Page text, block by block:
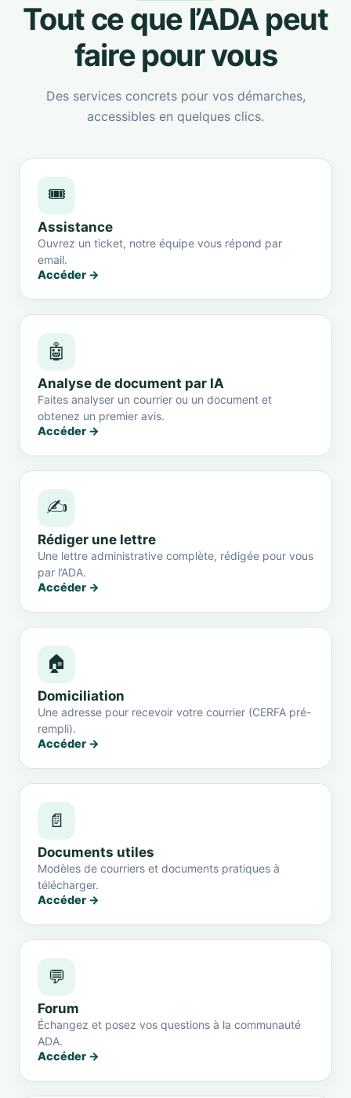
Tout ce que l’ADA peut
faire pour vous
Des services concrets pour vos démarches,
accessibles en quelques clics.
🎟️
Assistance
Ouvrez un ticket, notre équipe vous répond par
email.
Accéder →
🤖
Analyse de document par IA
Faites analyser un courrier ou un document et
obtenez un premier avis.
Accéder →
✍️
Rédiger une lettre
Une lettre administrative complète, rédigée pour vous
par l’ADA.
Accéder →
🏠
Domiciliation
Une adresse pour recevoir votre courrier (CERFA pré-
rempli).
Accéder →
📄
Documents utiles
Modèles de courriers et documents pratiques à
télécharger.
Accéder →
💬
Forum
Échangez et posez vos questions à la communauté
ADA.
Accéder →